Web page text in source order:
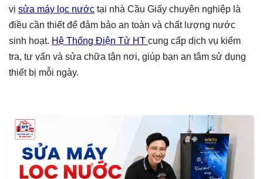
vị sửa máy lọc nước tại nhà Cầu Giấy chuyên nghiệp là
điều cần thiết để đảm bảo an toàn và chất lượng nước
sinh hoạt. Hệ Thống Điện Tử HT cung cấp dịch vụ kiểm
tra, tư vấn và sửa chữa tận nơi, giúp bạn an tâm sử dụng
thiết bị mỗi ngày.